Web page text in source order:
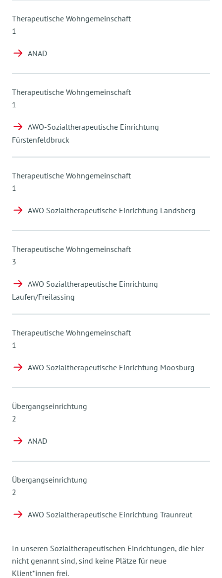
Therapeutische Wohngemeinschaft
1
ANAD
Therapeutische Wohngemeinschaft
1
AWO-Sozialtherapeutische Einrichtung
Fürstenfeldbruck
Therapeutische Wohngemeinschaft
1
AWO Sozialtherapeutische Einrichtung Landsberg
Therapeutische Wohngemeinschaft
3
AWO Sozialtherapeutische Einrichtung
Laufen/Freilassing
Therapeutische Wohngemeinschaft
1
AWO Sozialtherapeutische Einrichtung Moosburg
Übergangseinrichtung
2
ANAD
Übergangseinrichtung
2
AWO Sozialtherapeutische Einrichtung Traunreut
In unseren Sozialtherapeutischen Einrichtungen, die hier
nicht genannt sind, sind keine Plätze für neue
Klient*innen frei.